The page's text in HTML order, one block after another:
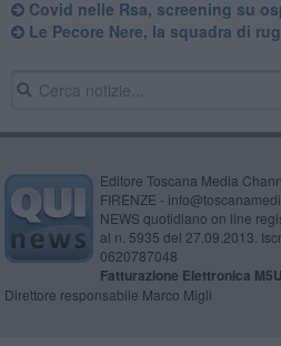
Covid nelle Rsa, screening su
Le Pecore Nere, la squadra di
Editore Toscana Media
FIRENZE -
NEWS quotidiano on line
al n. 5935 del 27.09.2013.
0620787048
Fatturazione Elettronica
Direttore responsabile Marco Migli